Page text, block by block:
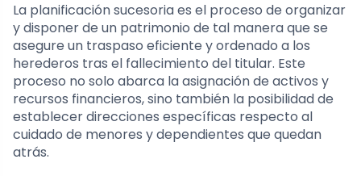
La planificación sucesoria es el proceso de organizar
y disponer de un patrimonio de tal manera que se
asegure un traspaso eficiente y ordenado a los
herederos tras el fallecimiento del titular. Este
proceso no solo abarca la asignación de activos y
recursos financieros, sino también la posibilidad de
establecer direcciones específicas respecto al
cuidado de menores y dependientes que quedan
atrás.